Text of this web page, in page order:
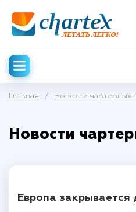
Главная / Новости чартерных
Новости
Европа